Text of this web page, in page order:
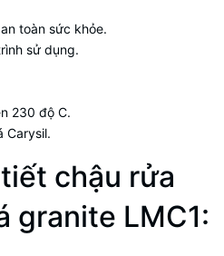
toàn sức khỏe.
sử dụng.
230 độ C.
Carysil.
chậu rửa
granite LMC1: